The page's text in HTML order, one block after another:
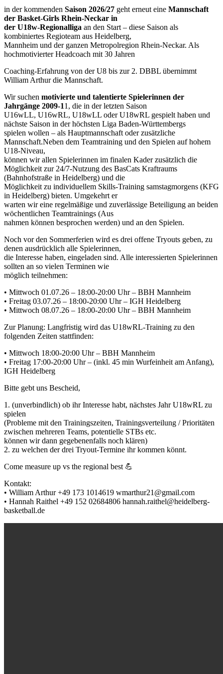
in der kommenden Saison 2026/27 geht erneut eine Mannschaft
der Basket-Girls Rhein-Neckar in
der U18w-Regionalliga an den Start – diese Saison als
kombiniertes Regioteam aus Heidelberg,
Mannheim und der ganzen Metropolregion Rhein-Neckar. Als
hochmotivierter Headcoach mit 30 Jahren
Coaching-Erfahrung von der U8 bis zur 2. DBBL übernimmt
William Arthur die Mannschaft.
Wir suchen motivierte und talentierte Spielerinnen der
Jahrgänge 2009-11, die in der letzten Saison
U16wLL, U16wRL, U18wLL oder U18wRL gespielt haben und
nächste Saison in der höchsten Liga Baden-Württembergs
spielen wollen – als Hauptmannschaft oder zusätzliche
Mannschaft.Neben dem Teamtraining und den Spielen auf hohem
U18-Niveau,
können wir allen Spielerinnen im finalen Kader zusätzlich die
Möglichkeit zur 24/7-Nutzung des BasCats Kraftraums
(Bahnhofstraße in Heidelberg) und die
Möglichkeit zu individuellem Skills-Training samstagmorgens (KFG
in Heidelberg) bieten. Umgekehrt er
warten wir eine regelmäßige und zuverlässige Beteiligung an beiden
wöchentlichen Teamtrainings (Aus
nahmen können besprochen werden) und an den Spielen.
Noch vor den Sommerferien wird es drei offene Tryouts geben, zu
denen ausdrücklich alle Spielerinnen,
die Interesse haben, eingeladen sind. Alle interessierten Spielerinnen
sollten an so vielen Terminen wie
möglich teilnehmen:
• Mittwoch 01.07.26 – 18:00-20:00 Uhr – BBH Mannheim
• Freitag 03.07.26 – 18:00-20:00 Uhr – IGH Heidelberg
• Mittwoch 08.07.26 – 18:00-20:00 Uhr – BBH Mannheim
Zur Planung: Langfristig wird das U18wRL-Training zu den
folgenden Zeiten stattfinden:
• Mittwoch 18:00-20:00 Uhr – BBH Mannheim
• Freitag 17:00-20:00 Uhr – (inkl. 45 min Wurfeinheit am Anfang),
IGH Heidelberg
Bitte gebt uns Bescheid,
1. (unverbindlich) ob ihr Interesse habt, nächstes Jahr U18wRL zu
spielen
(Probleme mit den Trainingszeiten, Trainingsverteilung / Prioritäten
zwischen mehreren Teams, potentielle STBs etc.
können wir dann gegebenenfalls noch klären)
2. zu welchen der drei Tryout-Termine ihr kommen könnt.
Come measure up vs the regional best 💪
Kontakt:
• William Arthur +49 173 1014619 wmarthur21@gmail.com
• Hannah Raithel +49 152 02684806 hannah.raithel@heidelberg-
basketball.de